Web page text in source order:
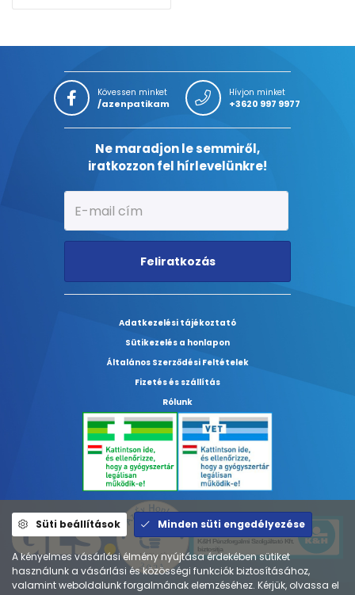
Kövessen minket
/azenpatikam
Hívjon minket
+3620 997 9977
Ne maradjon le semmiről,
iratkozzon fel hírlevelünkre!
Feliratkozás
Adatkezelési tájékoztató
Sütikezelés a honlapon
Általános Szerződési Feltételek
Fizetés és szállítás
Rólunk
Süti beállítások Minden süti engedélyezése
A kényelmes vásárlási élmény nyújtása érdekében sütiket
használunk a vásárlási és közösségi funkciók biztosításához,
valamint weboldalunk forgalmának elemzéséhez. Kérjük, olvassa el